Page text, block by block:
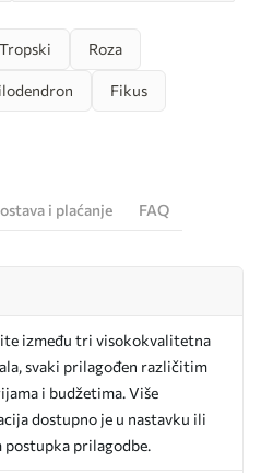
Tropski Roza
Fikus
i plaćanje FAQ
između tri visokokvalitetna
svaki prilagođen različitim
i budžetima. Više
dostupno je u nastavku ili
prilagodbe.